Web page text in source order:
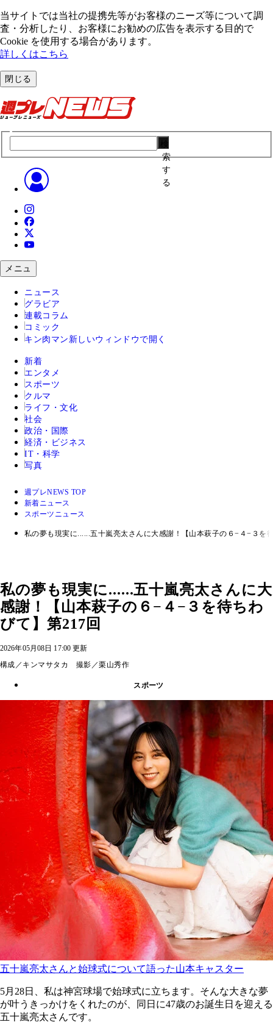
当サイトでは当社の提携先等がお客様のニーズ等について調
査・分析したり、お客様にお勧めの広告を表⽰する⽬的で
Cookie を使⽤する場合があります。
詳しくはこちら
閉じる
索
す
る
メニュ
ニュース
グラビア
連載コラム
コミック
キン肉マン 新しいウィンドウで開く
新着
エンタメ
スポーツ
クルマ
ライフ・文化
社会
政治・国際
経済・ビジネス
IT・科学
写真
週プレNEWS TOP
新着ニュース
スポーツニュース
私の夢も現実に......五十嵐亮太さんに大感謝！【山本萩子の６−４−３を
私の夢も現実に......五十嵐亮太さんに大
感謝！【山本萩子の６−４−３を待ちわ
びて】第217回
2026年05月08日 17:00 更新
構成／キンマサタカ 撮影／栗山秀作
スポーツ
五十嵐亮太さんと始球式について語った山本キャスター
5月28日、私は神宮球場で始球式に立ちます。そんな大きな夢
が叶うきっかけをくれたのが、同日に47歳のお誕生日を迎える
五十嵐亮太さんです。